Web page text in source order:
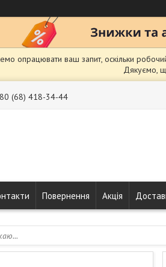
опрацювати ваш запит, оскільки
Дякуємо,
(68) 418-34-44
Повернення Акція